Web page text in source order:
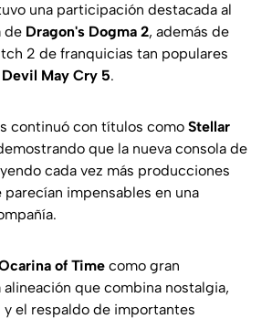
una participación destacada al
de Dragon's Dogma 2, además de
2 de franquicias tan populares
Devil May Cry 5.
continuó con títulos como Stellar
que la nueva consola de
cada vez más producciones
impensables en una
of Time como gran
que combina nostalgia,
y el respaldo de importantes